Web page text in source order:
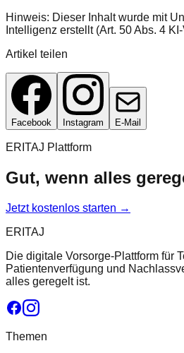
Hinweis: Dieser Inhalt wurde mit
Intelligenz erstellt (Art. 50 Abs. 4
Artikel teilen
Facebook Instagram E-Mail
ERITAJ Plattform
Gut, wenn alles
Jetzt kostenlos starten →
ERITAJ
Die digitale Vorsorge-Plattform für
Patientenverfügung und
alles geregelt ist.
Themen